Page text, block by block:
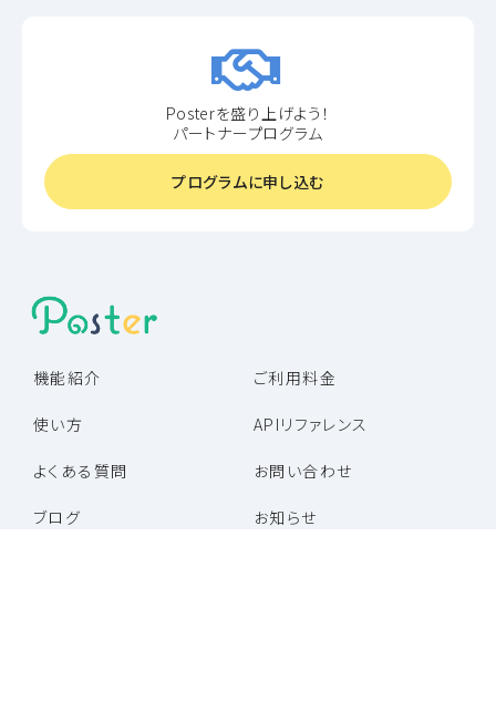
機能紹介
使い方
よくある質問
ブログ
ご利用料金
APIリファレンス
お問い合わせ
お知らせ
Posterを盛り上げよう！
パートナープログラム
プログラムに申し込む